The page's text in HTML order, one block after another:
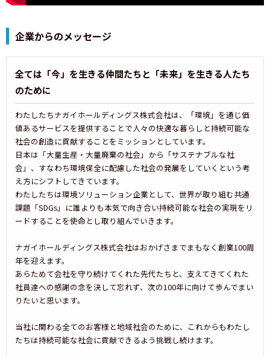
企業からのメッセージ
全ては「今」を生きる仲間たちと「未来」を生きる人たち
のために
わたしたちナガイホールディングス株式会社は、「環境」を通じ価
値あるサービスを提供することで人々の快適な暮らしと持続可能な
社会の創造に貢献することをミッションとしています。
日本は「大量生産・大量廃棄の社会」から「サステナブルな社
会」、すなわち環境保全に配慮した社会の発展をしていくという考
え方にシフトしてきています。
わたしたちは環境ソリューション企業として、世界が取り組む共通
課題「SDGs」に誰よりも本気で向き合い持続可能な社会の実現をリ
ードすることを使命とし取り組んでいきます。
ナガイホールディングス株式会社はおかげさまでまもなく創業100周
年を迎えます。
あらためて会社を守り続けてくれた先代たちと、支えてきてくれた
社員達への感謝の念を決して忘れず、次の100年に向けて歩んでまい
りたいと思います。
当社に関わる全てのお客様と地域社会のために、これからもわたし
たちは持続可能な社会に貢献できるよう挑戦し続けます。